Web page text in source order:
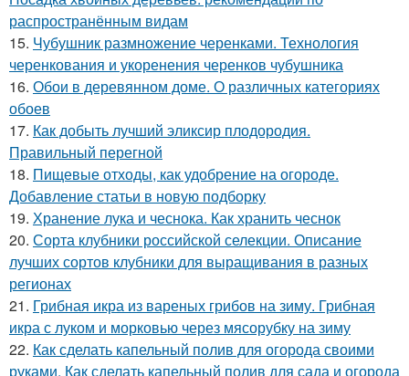
распространённым видам
15. Чубушник размножение черенками. Технология
черенкования и укоренения черенков чубушника
16. Обои в деревянном доме. О различных категориях
обоев
17. Как добыть лучший эликсир плодородия.
Правильный перегной
18. Пищевые отходы, как удобрение на огороде.
Добавление статьи в новую подборку
19. Хранение лука и чеснока. Как хранить чеснок
20. Сорта клубники российской селекции. Описание
лучших сортов клубники для выращивания в разных
регионах
21. Грибная икра из вареных грибов на зиму. Грибная
икра с луком и морковью через мясорубку на зиму
22. Как сделать капельный полив для огорода своими
руками. Как сделать капельный полив для сада и огорода